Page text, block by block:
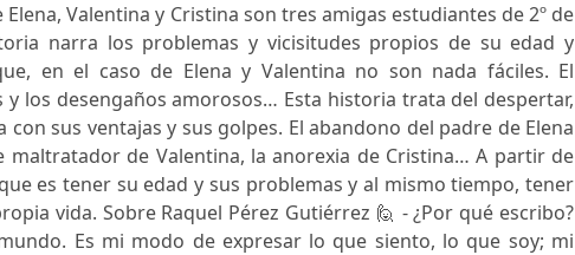
Valentina y Cristina son tres amigas estudiantes de 2º de
narra los problemas y vicisitudes propios de su edad y
en el caso de Elena y Valentina no son nada fáciles. El
y los desengaños amorosos… Esta historia trata del despertar,
sus ventajas y sus golpes. El abandono del padre de Elena
maltratador de Valentina, la anorexia de Cristina… A partir de
es tener su edad y sus problemas y al mismo tiempo, tener
vida. Sobre Raquel Pérez Gutiérrez 🙋 - ¿Por qué escribo?
Es mi modo de expresar lo que siento, lo que soy; mi